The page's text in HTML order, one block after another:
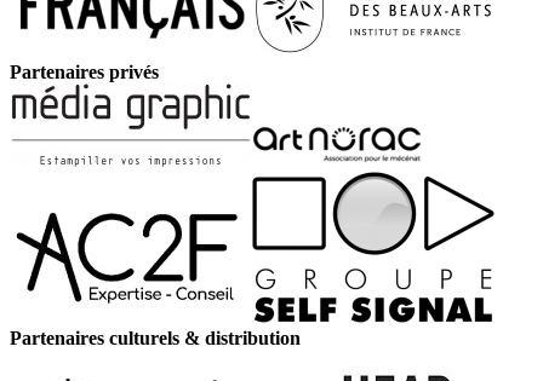
Partenaires privés
Partenaires culturels & distribution